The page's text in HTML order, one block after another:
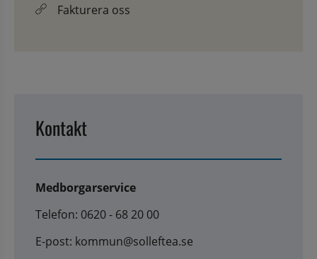
Fakturera oss
Kontakt
Medborgarservice
Telefon: 0620 - 68 20 00
E-post: kommun@solleftea.se